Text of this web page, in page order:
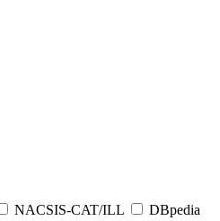
NACSIS-CAT/ILL
DBpedia